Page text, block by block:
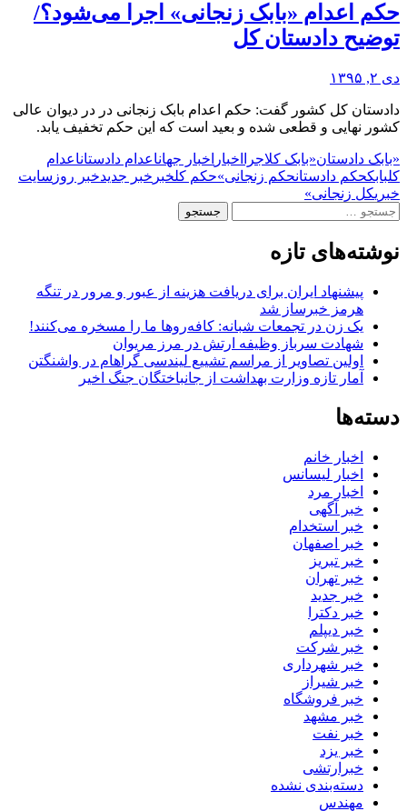
حکم اعدام «بابک زنجانی» اجرا می‌شود؟/
توضیح دادستان کل
دی ۲, ۱۳۹۵
دادستان کل کشور گفت: حکم اعدام بابک زنجانی در در دیوان عالی
کشور نهایی و قطعی شده و بعید است که این حکم تخفیف یابد.
«بابک دادستان«بابک کلاجرا اخبار اخبار جهاناعدام دادستاناعدام
کلبابکحکم دادستانحکم زنجانی»حکم کلخبر خبر جدیدخبر روز سایت
خبریکل زنجانی»
جستجو
نوشته‌های تازه
پیشنهاد ایران برای دریافت هزینه از عبور و مرور در تنگه
هرمز خبرساز شد
یک زن در تجمعات شبانه: کافه‌روها ما را مسخره می‌کنند!
شهادت سرباز وظیفه ارتش در مرز مریوان
اولین تصاویر از مراسم تشییع لیندسی گراهام در واشنگتن
آمار تازه وزارت بهداشت از جانباختگان جنگ اخیر
دسته‌ها
اخبار خانم
اخبار لیسانس
اخبار مرد
خبر آگهی
خبر استخدام
خبر اصفهان
خبر تبریز
خبر تهران
خبر جدید
خبر دکترا
خبر دیپلم
خبر شرکت
خبر شهرداری
خبر شیراز
خبر فروشگاه
خبر مشهد
خبر نفت
خبر یزد
خبرارتشی
دسته‌بندی نشده
مهندس